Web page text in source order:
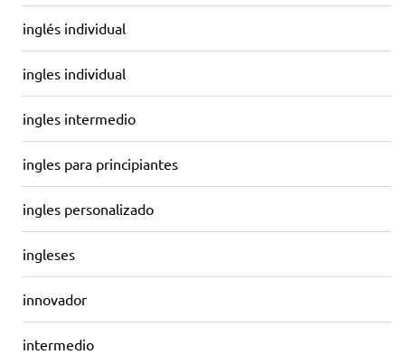
inglés individual
ingles individual
ingles intermedio
ingles para principiantes
ingles personalizado
ingleses
innovador
intermedio